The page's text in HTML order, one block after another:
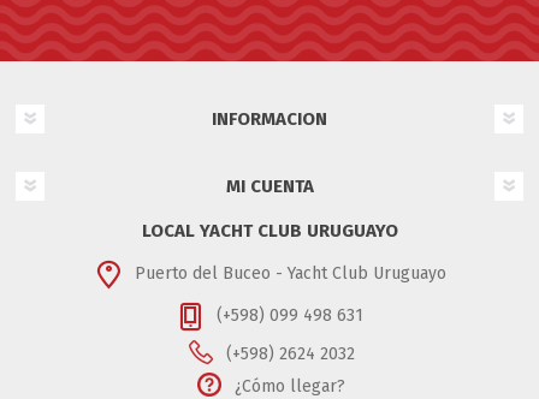
INFORMACION
MI CUENTA
LOCAL YACHT CLUB URUGUAYO
Puerto del Buceo - Yacht Club Uruguayo
(+598) 099 498 631
(+598) 2624 2032
¿Cómo llegar?